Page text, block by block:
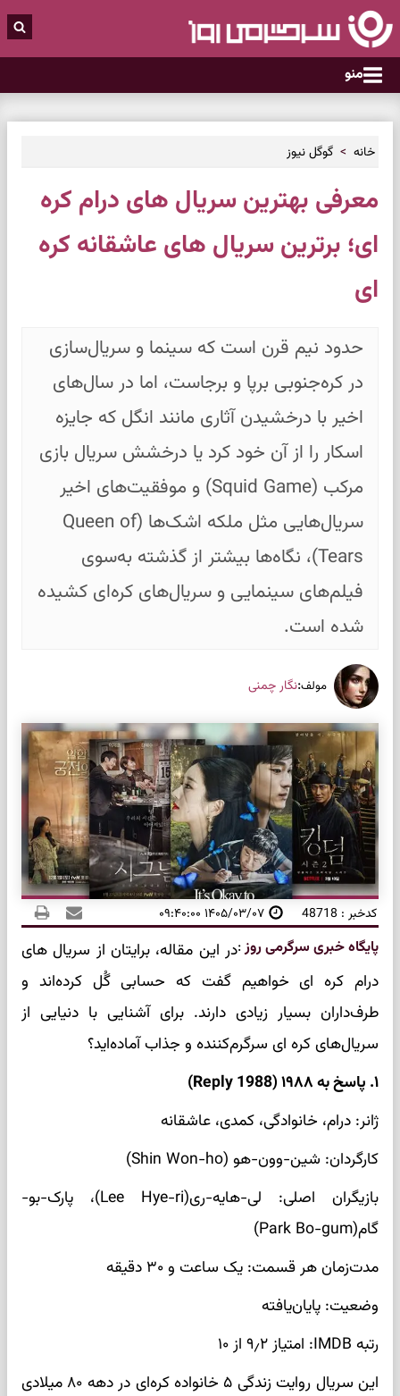
منو
خانه گوگل نیوز
معرفی بهترین سریال های درام کره
ای؛ برترین سریال های عاشقانه کره
ای
حدود نیم‌ قرن است که سینما و سریال‌سازی
در کره‌جنوبی برپا و برجاست، اما در سال‌های
اخیر با درخشیدن آثاری مانند انگل که جایزه
اسکار را از آن خود کرد یا درخشش سریال بازی
مرکب (Squid Game) و موفقیت‌های اخیر
سریال‌هایی مثل ملکه اشک‌ها (Queen of
Tears)، نگاه‌ها بیشتر از گذشته به‌سوی
فیلم‌های سینمایی و سریال‌های کره‌ای کشیده
شده است.
مولف:نگار چمنی
کدخبر : 48718 ۱۴۰۵/۰۳/۰۷ ۰۹:۴۰:۰۰
پایگاه خبری سرگرمی روز:در این مقاله، برایتان از سریال های
درام کره ای خواهیم گفت که حسابی گُل کرده‌اند و
طرف‌داران بسیار زیادی دارند. برای آشنایی با دنیایی از
سریال‌های کره ای سرگرم‌کننده و جذاب آماده‌اید؟
۱. پاسخ به ۱۹۸۸ (Reply 1988)
ژانر: درام، خانوادگی، کمدی، عاشقانه
کارگردان: شین-وون-هو (Shin Won-ho)
بازیگران اصلی: لی-هایه-ری(Lee Hye-ri)، پارک-بو-
گام(Park Bo-gum)
مدت‌زمان هر قسمت: یک ساعت و ۳۰ دقیقه
وضعیت: پایان‌یافته
رتبه IMDB: امتیاز ۹٫۲ از ۱۰
این سریال روایت زندگی ۵ خانواده کره‌ای در دهه ۸۰ میلادی